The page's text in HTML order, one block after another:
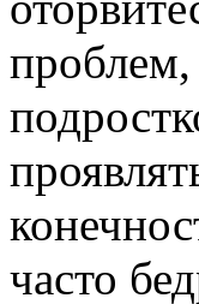
часто